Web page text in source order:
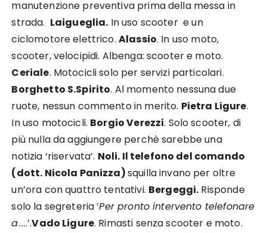
manutenzione preventiva prima della messa in
strada. Laigueglia. In uso scooter e un
ciclomotore elettrico. Alassio. In uso moto,
scooter, velocipidi. Albenga: scooter e moto.
Ceriale. Motocicli solo per servizi particolari.
Borghetto S.Spirito. Al momento nessuna due
ruote, nessun commento in merito. Pietra Ligure.
In uso motocicli. Borgio Verezzi. Solo scooter, di
più nulla da aggiungere perchè sarebbe una
notizia ‘riservata’. Noli. Il telefono del comando
(dott. Nicola Panizza)squilla invano per oltre
un’ora con quattro tentativi. Bergeggi. Risponde
solo la segreteria ‘Per pronto intervento telefonare
a…..’.Vado Ligure. Rimasti senza scooter e moto.